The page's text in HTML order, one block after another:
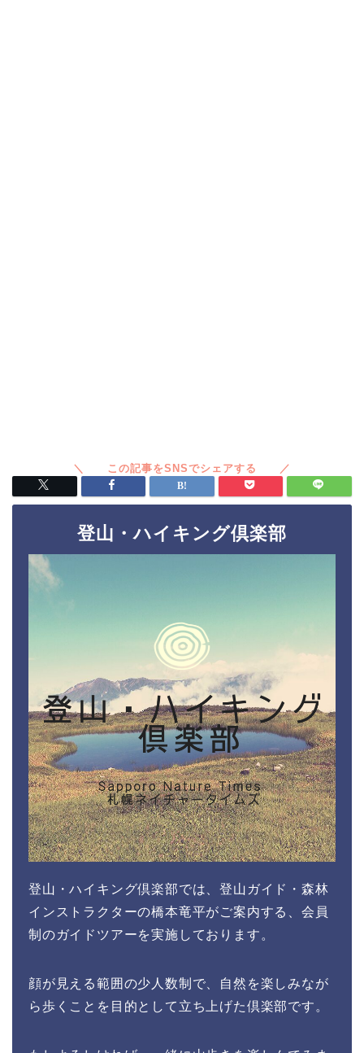
登山・ハイキング倶楽部
登山・ハイキング倶楽部では、登山ガイド・森林
インストラクターの橋本竜平がご案内する、会員
制のガイドツアーを実施しております。
顔が見える範囲の少人数制で、自然を楽しみなが
ら歩くことを目的として立ち上げた倶楽部です。